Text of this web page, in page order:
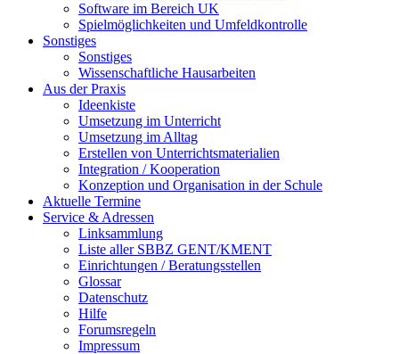
Software im Bereich UK
Spielmöglichkeiten und Umfeldkontrolle
Sonstiges
Sonstiges
Wissenschaftliche Hausarbeiten
Aus der Praxis
Ideenkiste
Umsetzung im Unterricht
Umsetzung im Alltag
Erstellen von Unterrichtsmaterialien
Integration / Kooperation
Konzeption und Organisation in der Schule
Aktuelle Termine
Service & Adressen
Linksammlung
Liste aller SBBZ GENT/KMENT
Einrichtungen / Beratungsstellen
Glossar
Datenschutz
Hilfe
Forumsregeln
Impressum